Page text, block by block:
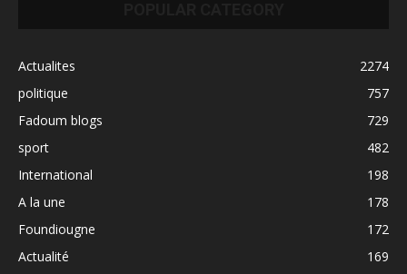
Actualites
2274
politique
757
Fadoum blogs
729
sport
482
International
198
A la une
178
Foundiougne
172
Actualité
169